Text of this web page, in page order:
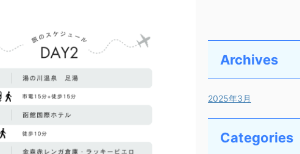
Archives
2025年3月
Categories